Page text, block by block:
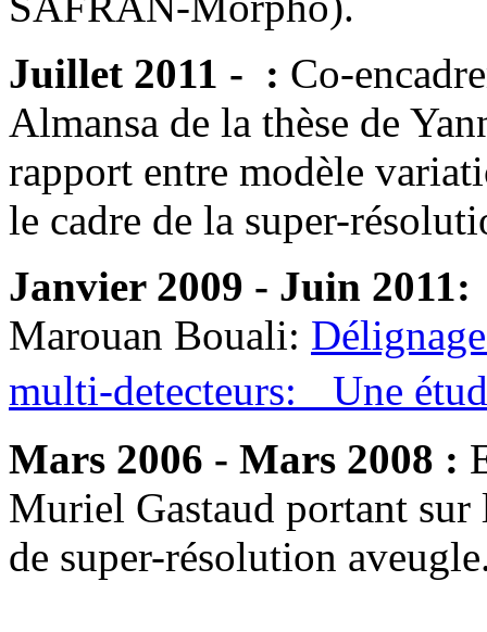
Juillet 2011 - : Co-
Almansa de la thèse de
rapport entre modèle
le cadre de la super-
Janvier 2009 - Juin
Marouan Bouali:
multi-detecteurs: Une
Mars 2006 - Mars 2008 :
Muriel Gastaud portant sur
de super-résolution